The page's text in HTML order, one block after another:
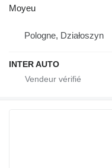
Moyeu
Pologne, Działoszyn
INTER AUTO